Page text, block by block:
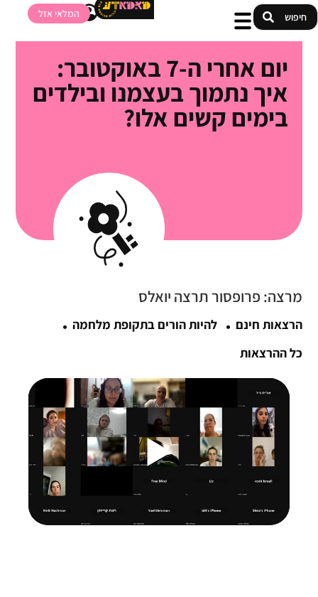
המלאי אזל
יום אחרי ה-7 באוקטובר:
איך נתמוך בעצמנו ובילדים
בימים קשים אלו?
מרצה: פרופסור תרצה יואלס
הרצאות חינם · להיות הורים בתקופת מלחמה ·
כל ההרצאות